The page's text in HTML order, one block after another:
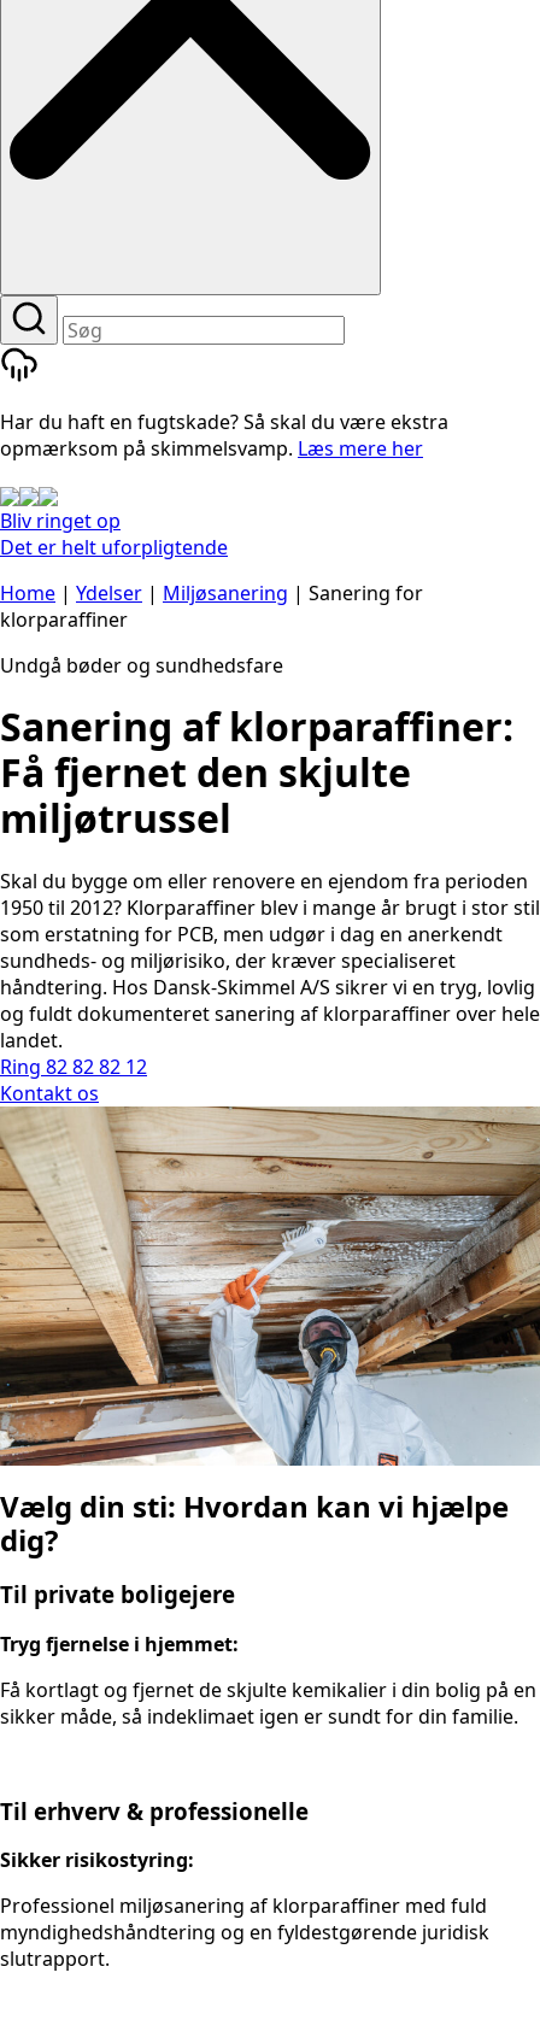
Har du haft en fugtskade? Så skal du være ekstra
opmærksom på skimmelsvamp. Læs mere her
Bliv ringet op
Det er helt uforpligtende
Home | Ydelser | Miljøsanering | Sanering for
klorparaffiner
Undgå bøder og sundhedsfare
Sanering af klorparaffiner:
Få fjernet den skjulte
miljøtrussel
Skal du bygge om eller renovere en ejendom fra perioden
1950 til 2012? Klorparaffiner blev i mange år brugt i stor stil
som erstatning for PCB, men udgør i dag en anerkendt
sundheds- og miljørisiko, der kræver specialiseret
håndtering. Hos Dansk-Skimmel A/S sikrer vi en tryg, lovlig
og fuldt dokumenteret sanering af klorparaffiner over hele
landet.
Ring 82 82 82 12
Kontakt os
Vælg din sti: Hvordan kan vi hjælpe
dig?
Til private boligejere
Tryg fjernelse i hjemmet:
Få kortlagt og fjernet de skjulte kemikalier i din bolig på en
sikker måde, så indeklimaet igen er sundt for din familie.
Til erhverv & professionelle
Sikker risikostyring:
Professionel miljøsanering af klorparaffiner med fuld
myndighedshåndtering og en fyldestgørende juridisk
slutrapport.